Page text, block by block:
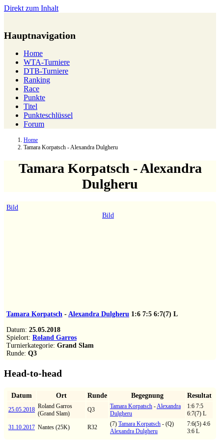
Direkt zum Inhalt
Hauptnavigation
Home
WTA-Turniere
DTB-Turniere
Ranking
Race
Punkte
Titel
Punkteschlüssel
Forum
Home
Tamara Korpatsch - Alexandra Dulgheru
Tamara Korpatsch - Alexandra
Dulgheru
Bild
Bild
Tamara Korpatsch - Alexandra Dulgheru 1:6 7:5 6:7(7) L
Datum: 25.05.2018
Spielort: Roland Garros
Turnierkategorie: Grand Slam
Runde: Q3
Head-to-head
Datum Ort Runde Begegnung Resultat
25.05.2018 Roland Garros
(Grand Slam)
Q3 Tamara Korpatsch -Alexandra
Dulgheru
1:6 7:5
6:7(7) L
31.10.2017 Nantes (25K) R32 (7) Tamara Korpatsch - (Q)
Alexandra Dulgheru
7:6(5) 4:6
3:6 L